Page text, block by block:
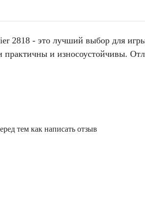
2818 - это лучший выбор для
практичны и износоустойчивы.
тем как написать отзыв